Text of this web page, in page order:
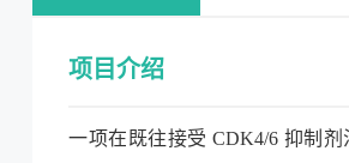
项目介绍
一项在既往接受 CDK4/6 抑制